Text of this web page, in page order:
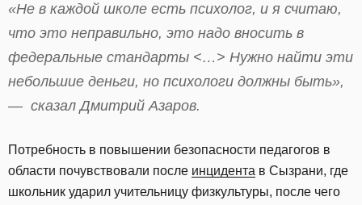
«Не в каждой школе есть психолог, и я считаю,
что это неправильно, это надо вносить в
федеральные стандарты <…> Нужно найти эти
небольшие деньги, но психологи должны быть»,
— сказал Дмитрий Азаров.
Потребность в повышении безопасности педагогов в
области почувствовали после инцидента в Сызрани, где
школьник ударил учительницу физкультуры, после чего